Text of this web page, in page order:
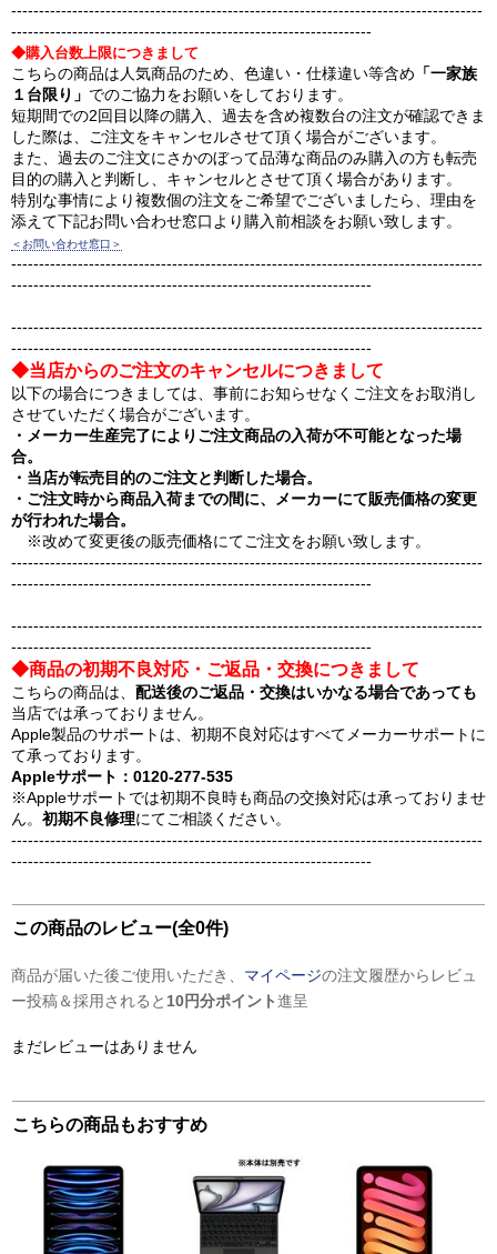
-------------------------------------------------------------------------------------
-----------------------------------------------------------------
◆購入台数上限につきまして
こちらの商品は人気商品のため、色違い・仕様違い等含め 「一家族
１台限り」 でのご協力をお願いをしております。
短期間での2回目以降の購入、過去を含め複数台の注文が確認できま
した際は、ご注文をキャンセルさせて頂く場合がございます。
また、過去のご注文にさかのぼって品薄な商品のみ購入の方も転売
目的の購入と判断し、キャンセルとさせて頂く場合があります。
特別な事情により複数個の注文をご希望でございましたら、理由を
添えて下記お問い合わせ窓口より購入前相談をお願い致します。
＜お問い合わせ窓口＞
-------------------------------------------------------------------------------------
-----------------------------------------------------------------
-------------------------------------------------------------------------------------
-----------------------------------------------------------------
◆当店からのご注文のキャンセルにつきまして
以下の場合につきましては、事前にお知らせなくご注文をお取消し
させていただく場合がございます。
・メーカー生産完了によりご注文商品の入荷が不可能となった場
合。
・当店が転売目的のご注文と判断した場合。
・ご注文時から商品入荷までの間に、メーカーにて販売価格の変更
が行われた場合。
※改めて変更後の販売価格にてご注文をお願い致します。
-------------------------------------------------------------------------------------
-----------------------------------------------------------------
-------------------------------------------------------------------------------------
-----------------------------------------------------------------
◆商品の初期不良対応・ご返品・交換につきまして
こちらの商品は、 配送後のご返品・交換はいかなる場合であっても
当店では承っておりません。
Apple製品のサポートは、初期不良対応はすべてメーカーサポートに
て承っております。
Appleサポート：0120-277-535
※Appleサポートでは初期不良時も商品の交換対応は承っておりませ
ん。 初期不良修理にてご相談ください。
-------------------------------------------------------------------------------------
-----------------------------------------------------------------
この商品のレビュー(全0件)
商品が届いた後ご使用いただき、 マイページの注文履歴からレビュ
ー投稿＆採用されると 10円分ポイント進呈
まだレビューはありません
こちらの商品もおすすめ